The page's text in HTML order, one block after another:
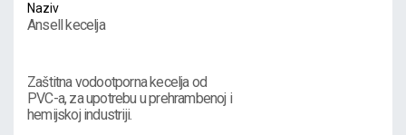
Naziv
Ansell kecelja
Zaštitna vodootporna kecelja od
PVC-a, za upotrebu u prehrambenoj i
hemijskoj industriji.